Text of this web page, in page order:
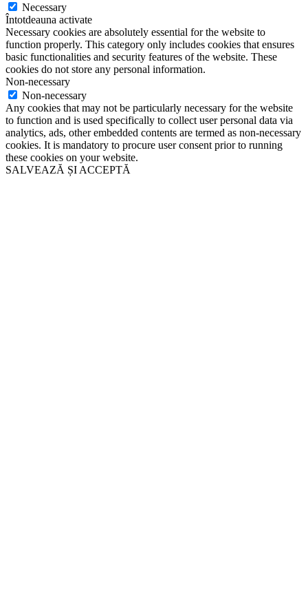
Necessary
Întotdeauna activate
Necessary cookies are absolutely essential for the website to
function properly. This category only includes cookies that ensures
basic functionalities and security features of the website. These
cookies do not store any personal information.
Non-necessary
Non-necessary
Any cookies that may not be particularly necessary for the website
to function and is used specifically to collect user personal data via
analytics, ads, other embedded contents are termed as non-necessary
cookies. It is mandatory to procure user consent prior to running
these cookies on your website.
SALVEAZĂ ȘI ACCEPTĂ